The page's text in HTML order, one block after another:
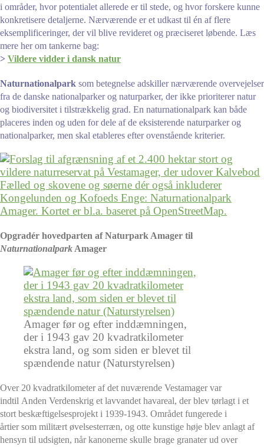
i områder, hvor potentialet allerede er til stede, og hvor forskere kunne
konkretisere detaljerne. Nærværende er et udkast til én af flere
eksemplificeringer, der vil blive revideret og præciseret løbende. Læs
mere her om tankerne bag:
> Vildere vidder i dansk natur
Naturnationalpark som betegnelse adskiller nærværende overvejelser
fra de danske nationalparker og naturparker, der ikke prioriterer natur
og biodiversitet i tilstrækkelig grad. En naturnationalpark kan både
placeres inden og uden for dele af de eksisterende naturparker og
nationalparker, men skal etableres efter ovenstående kriterier.
Opgradér hovedparten af Naturpark Amager til
Naturnationalpark Amager
Amager før og efter inddæmningen,
der i 1943 gav 20 kvadratkilometer
ekstra land, og som siden er blevet til
spændende natur (Naturstyrelsen)
Over 20 kvadratkilometer af det nuværende Vestamager var
indtil Anden Verdenskrig et lavvandet havareal, der blev tørlagt i et
stort beskæftigelsesprojekt i 1939-1943. Området fungerede i
årtier som militært øvelsesterræn, og otte kunstige høje blev anlagt af
hensyn til udsigten, når kanonerne skulle brage granater ud over